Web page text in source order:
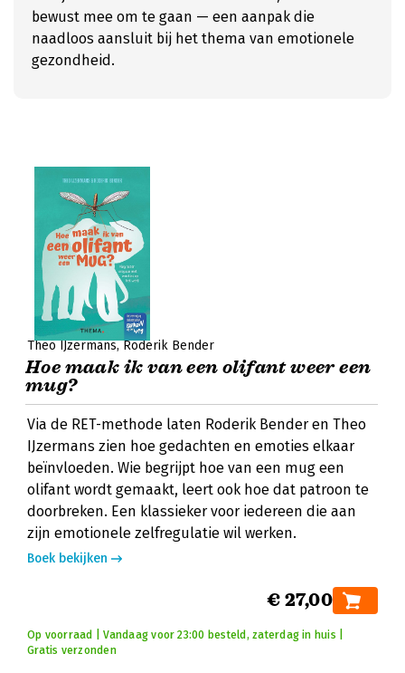
bewust mee om te gaan — een aanpak die
naadloos aansluit bij het thema van emotionele
gezondheid.
Theo IJzermans Roderik Bender
Hoe maak ik van een olifant weer een
mug?
Via de RET-methode laten Roderik Bender en Theo
IJzermans zien hoe gedachten en emoties elkaar
beïnvloeden. Wie begrijpt hoe van een mug een
olifant wordt gemaakt, leert ook hoe dat patroon te
doorbreken. Een klassieker voor iedereen die aan
zijn emotionele zelfregulatie wil werken.
Boek bekijken
€ 27,00
Op voorraad | Vandaag voor 23:00 besteld, zaterdag in huis |
Gratis verzonden